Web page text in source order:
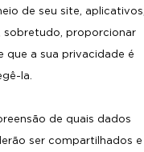
de seu site, aplicativos,
sobretudo, proporcionar
que a sua privacidade é
la.
de quais dados
ser compartilhados e